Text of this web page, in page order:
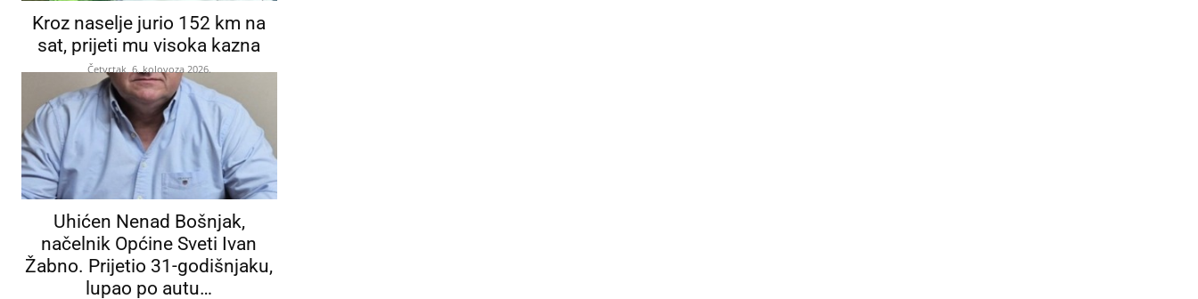
Kroz naselje jurio 152 km na
sat, prijeti mu visoka kazna
Četvrtak, 6. kolovoza 2026.
Uhićen Nenad Bošnjak,
načelnik Općine Sveti Ivan
Žabno. Prijetio 31-godišnjaku,
lupao po autu…